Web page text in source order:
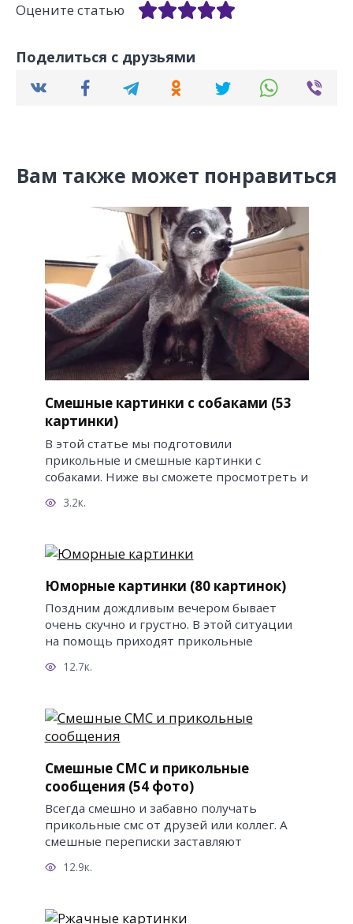
Оцените статью
Поделиться с друзьями
Вам также может понравиться
Смешные картинки с собаками (53
картинки)
В этой статье мы подготовили
прикольные и смешные картинки с
собаками. Ниже вы сможете просмотреть и
3.2к.
Юморные картинки (80 картинок)
Поздним дождливым вечером бывает
очень скучно и грустно. В этой ситуации
на помощь приходят прикольные
12.7к.
Смешные СМС и прикольные
сообщения (54 фото)
Всегда смешно и забавно получать
прикольные смс от друзей или коллег. А
смешные переписки заставляют
12.9к.